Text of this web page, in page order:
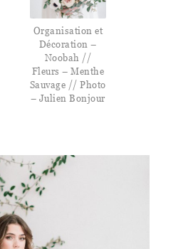
Organisation et
Décoration –
Noobah //
Fleurs – Menthe
Sauvage // Photo
– Julien Bonjour